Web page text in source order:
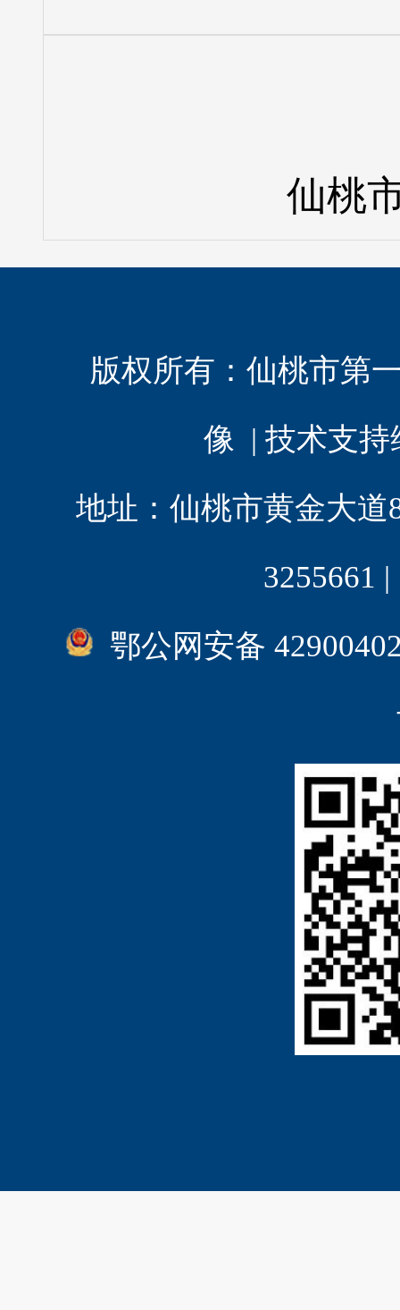
仙桃
版权所有： 仙桃市第
像 | 技术支持
地址：仙桃市黄金大道
3255661
鄂公网安备